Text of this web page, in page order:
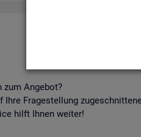
zum An­ge­bot?
Ihre Fra­ge­stel­lung
hilft Ihnen wei­ter!